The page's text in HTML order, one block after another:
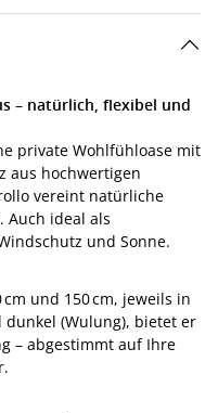
– natürlich, flexibel und
private Wohlfühloase mit
aus hochwertigen
vereint natürliche
Auch ideal als
und Sonne.
und 150 cm, jeweils in
(Wulung), bietet er
– abgestimmt auf Ihre